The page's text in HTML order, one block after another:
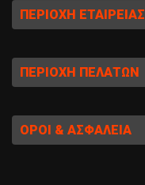
ΠΕΡΙΟΧΉ ΕΤΑΙΡΕΊΑΣ
ΠΕΡΙΟΧΉ ΠΕΛΑΤΏΝ
ΌΡΟΙ & ΑΣΦΆΛΕΙΑ